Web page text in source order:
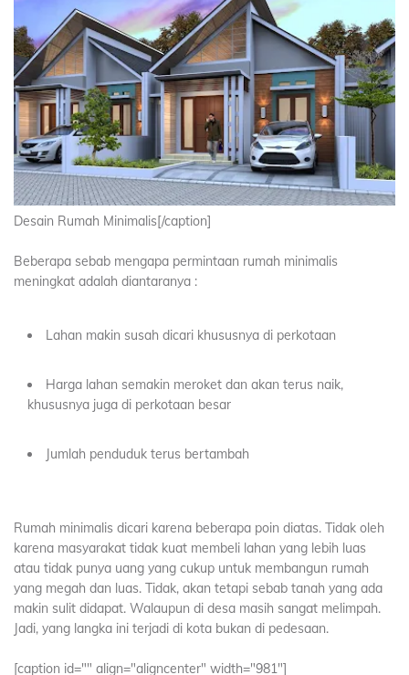
Desain Rumah Minimalis[/caption]
Beberapa sebab mengapa permintaan rumah minimalis
meningkat adalah diantaranya :
Lahan makin susah dicari khususnya di perkotaan
Harga lahan semakin meroket dan akan terus naik,
khususnya juga di perkotaan besar
Jumlah penduduk terus bertambah
Rumah minimalis dicari karena beberapa poin diatas. Tidak oleh
karena masyarakat tidak kuat membeli lahan yang lebih luas
atau tidak punya uang yang cukup untuk membangun rumah
yang megah dan luas. Tidak, akan tetapi sebab tanah yang ada
makin sulit didapat. Walaupun di desa masih sangat melimpah.
Jadi, yang langka ini terjadi di kota bukan di pedesaan.
[caption id="" align="aligncenter" width="981"]